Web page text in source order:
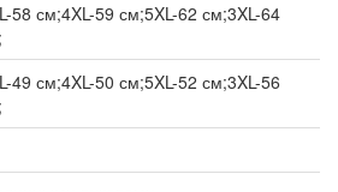
58 см;4XL-59 см;5XL-62 см;3XL-64
49 см;4XL-50 см;5XL-52 см;3XL-56